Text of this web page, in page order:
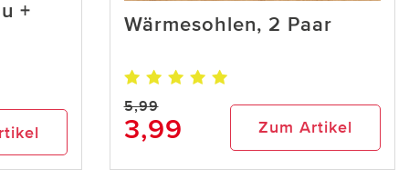
+
Wärmesohlen, 2 Paar
5,99
3,99 Zum Artikel